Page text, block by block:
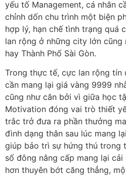
yếu tố Management, cá nhân
chỉnh dốn chu trình một biện
hợp lý, hạn chế tình trạng quá
lan rộng ở những city lớn cũng
hay Thành Phố Sài Gòn.
Trong thực tế, cực lan rộng tín
cần mang lại giá vàng 9999
cũng như cân bởi vì giữa học
Motivation đóng vai trò thiết
trắc trở đưa ra phần thưởng
đình dạng thân sau lúc mang
giúp bảo trì sự hứng thú trong
số đông nâng cấp mang lại cải
hơn thuyên bớt căng thẳng,